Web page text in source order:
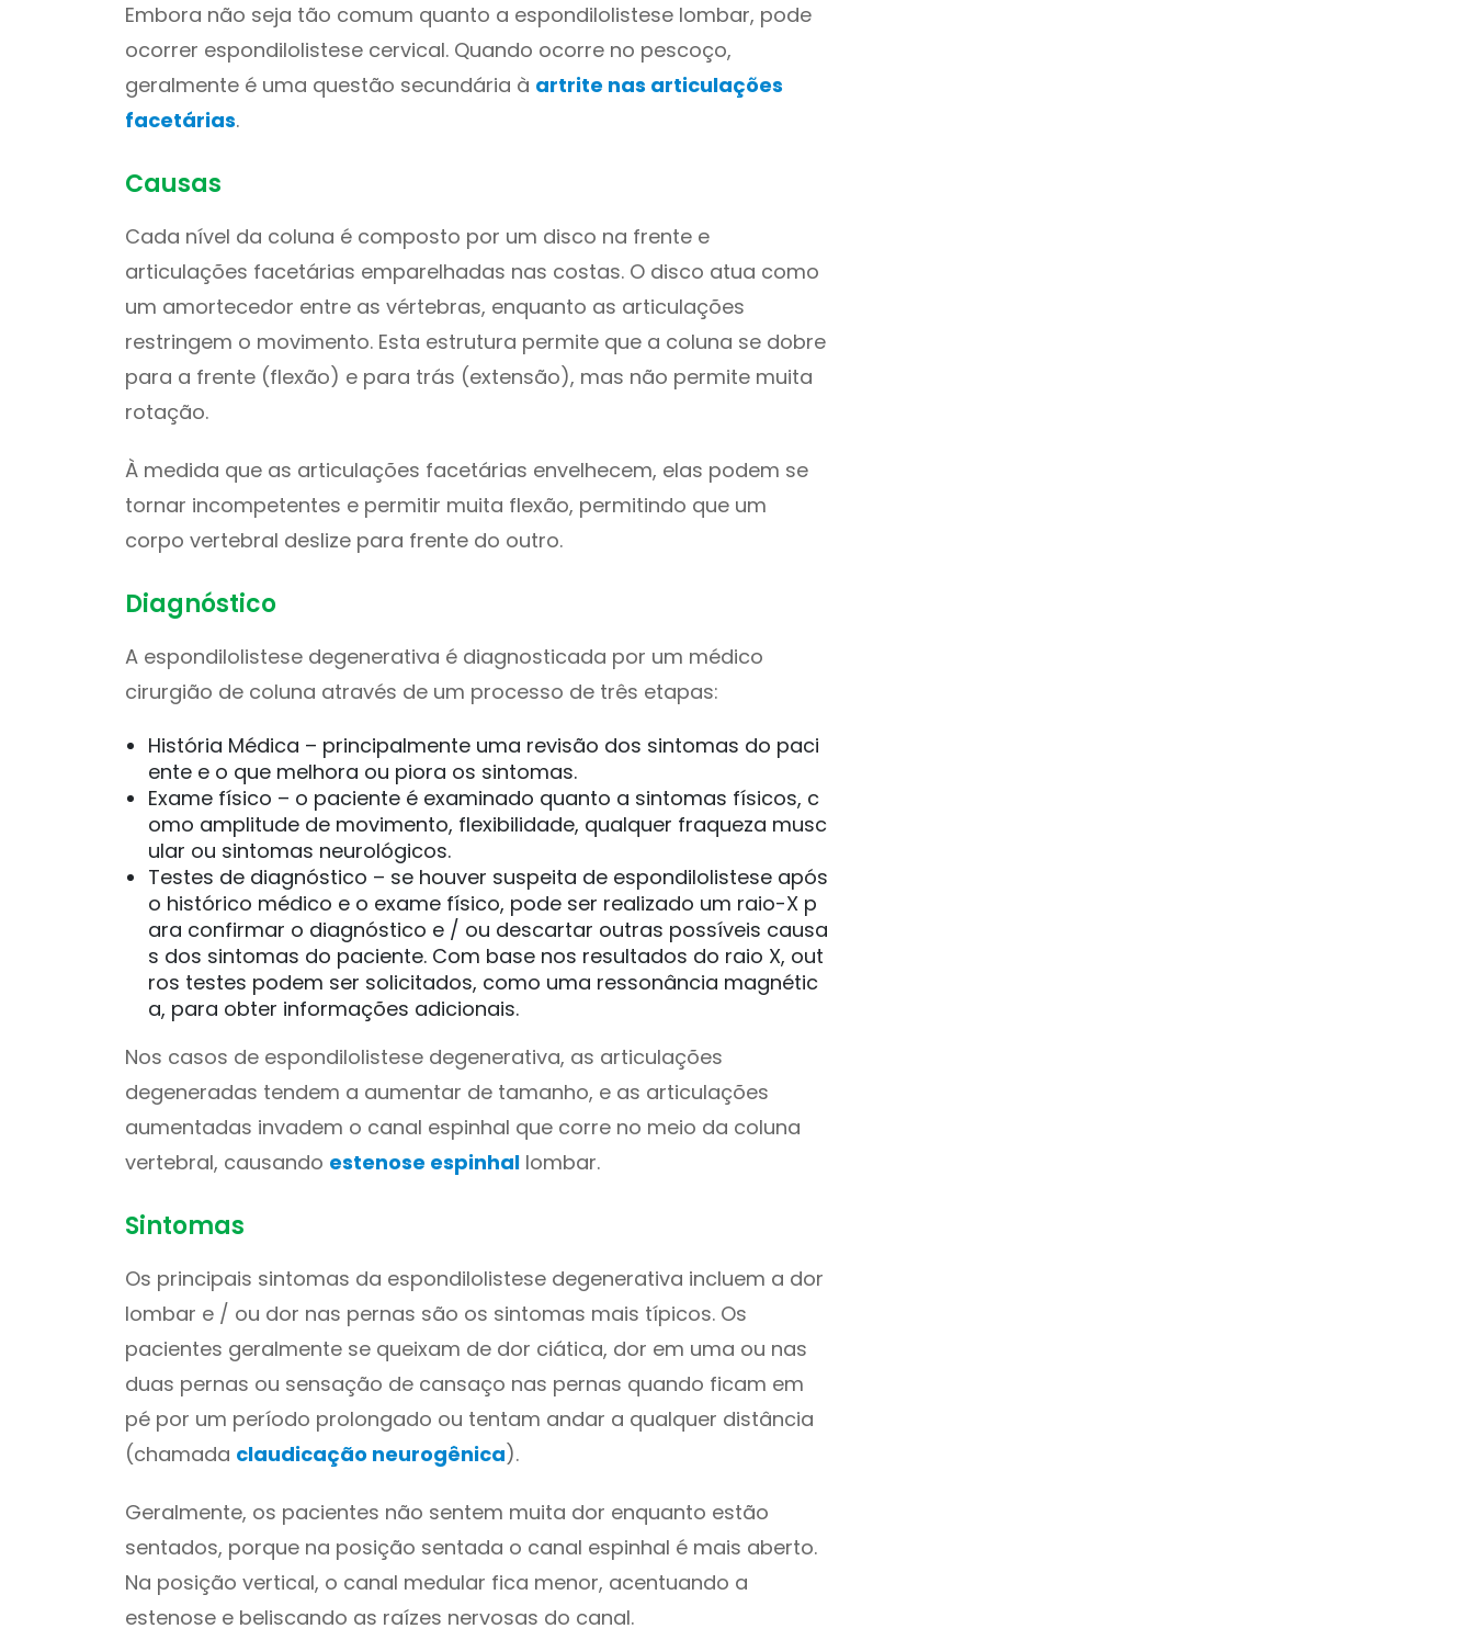
Embora não seja tão comum quanto a espondilolistese lombar, pode
ocorrer espondilolistese cervical. Quando ocorre no pescoço,
geralmente é uma questão secundária à artrite nas articulações
facetárias.
Causas
Cada nível da coluna é composto por um disco na frente e
articulações facetárias emparelhadas nas costas. O disco atua como
um amortecedor entre as vértebras, enquanto as articulações
restringem o movimento. Esta estrutura permite que a coluna se dobre
para a frente (flexão) e para trás (extensão), mas não permite muita
rotação.
À medida que as articulações facetárias envelhecem, elas podem se
tornar incompetentes e permitir muita flexão, permitindo que um
corpo vertebral deslize para frente do outro.
Diagnóstico
A espondilolistese degenerativa é diagnosticada por um médico
cirurgião de coluna através de um processo de três etapas:
História Médica – principalmente uma revisão dos sintomas do paci
ente e o que melhora ou piora os sintomas.
Exame físico – o paciente é examinado quanto a sintomas físicos, c
omo amplitude de movimento, flexibilidade, qualquer fraqueza musc
ular ou sintomas neurológicos.
Testes de diagnóstico – se houver suspeita de espondilolistese após
o histórico médico e o exame físico, pode ser realizado um raio-X p
ara confirmar o diagnóstico e / ou descartar outras possíveis causa
s dos sintomas do paciente. Com base nos resultados do raio X, out
ros testes podem ser solicitados, como uma ressonância magnétic
a, para obter informações adicionais.
Nos casos de espondilolistese degenerativa, as articulações
degeneradas tendem a aumentar de tamanho, e as articulações
aumentadas invadem o canal espinhal que corre no meio da coluna
vertebral, causando estenose espinhal lombar.
Sintomas
Os principais sintomas da espondilolistese degenerativa incluem a dor
lombar e / ou dor nas pernas são os sintomas mais típicos. Os
pacientes geralmente se queixam de dor ciática, dor em uma ou nas
duas pernas ou sensação de cansaço nas pernas quando ficam em
pé por um período prolongado ou tentam andar a qualquer distância
(chamada claudicação neurogênica).
Geralmente, os pacientes não sentem muita dor enquanto estão
sentados, porque na posição sentada o canal espinhal é mais aberto.
Na posição vertical, o canal medular fica menor, acentuando a
estenose e beliscando as raízes nervosas do canal.